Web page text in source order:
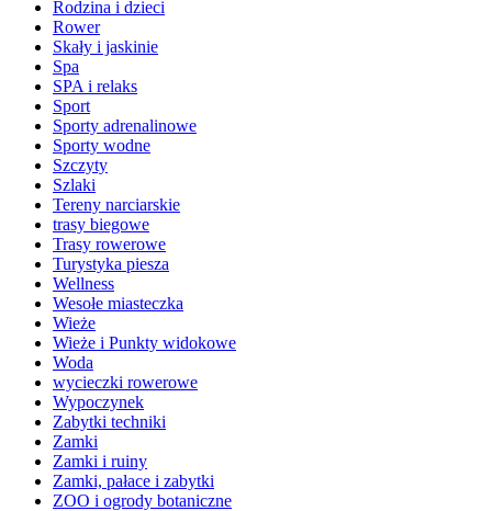
Rodzina i dzieci
Rower
Skały i jaskinie
Spa
SPA i relaks
Sport
Sporty adrenalinowe
Sporty wodne
Szczyty
Szlaki
Tereny narciarskie
trasy biegowe
Trasy rowerowe
Turystyka piesza
Wellness
Wesołe miasteczka
Wieże
Wieże i Punkty widokowe
Woda
wycieczki rowerowe
Wypoczynek
Zabytki techniki
Zamki
Zamki i ruiny
Zamki, pałace i zabytki
ZOO i ogrody botaniczne